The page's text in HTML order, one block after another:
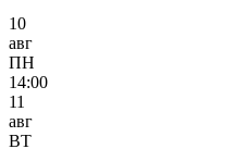
10
авг
ПН
14:00
11
авг
ВТ